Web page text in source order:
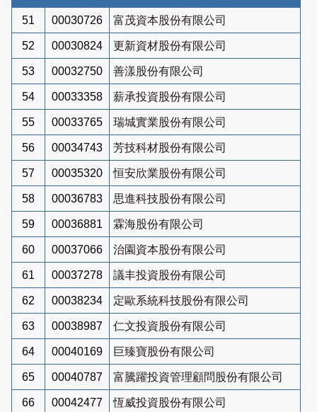
51 00030726 富茂資本股份有限公司
52 00030824 更新資材股份有限公司
53 00032750 善漾股份有限公司
54 00033358 薪承投資股份有限公司
55 00033765 瑞城實業股份有限公司
56 00034743 芳技科材股份有限公司
57 00035320 恒安欣業股份有限公司
58 00036783 思進科技股份有限公司
59 00036881 霖海股份有限公司
60 00037066 治園資本股份有限公司
61 00037278 議丰投資股份有限公司
62 00038234 定歐系統科技股份有限公司
63 00038987 仁文投資股份有限公司
64 00040169 巨臻寶股份有限公司
65 00040787 富騰躍投資管理顧問股份有限公司
66 00042477 恆威投資股份有限公司